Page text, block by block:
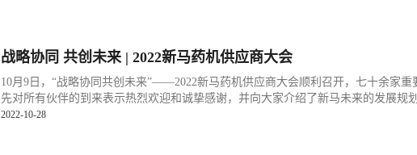
战略协同 共创未来 | 2022新马药机供应商大会
10月9日，“战略协同共创未来”——2022新马药机供应商大会顺利召开，七十余家
先对所有伙伴的到来表示热烈欢迎和诚挚感谢，并向大家介绍了新马未来的发展规
2022-10-28